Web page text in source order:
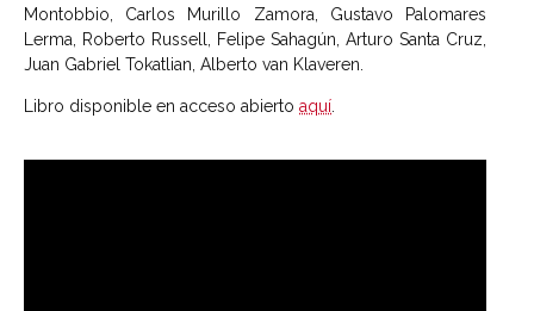
Montobbio, Carlos Murillo Zamora, Gustavo Palomares
Lerma, Roberto Russell, Felipe Sahagún, Arturo Santa Cruz,
Juan Gabriel Tokatlian, Alberto van Klaveren.
Libro disponible en acceso abierto aquí